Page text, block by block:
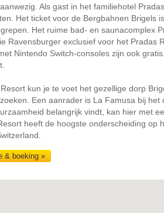
Als gast in het familiehotel
Het ticket voor de Bergbahnen Brigels
Het ruime bad- en saunacomplex
Ravensburger exclusief voor het Pradas
Nintendo Switch-consoles zijn ook
kun je te voet het gezellige dorp
Een aanrader is La Famusa bij het
belangrijk vindt, kan hier met
heeft de hoogste onderscheiding op
& boeking »